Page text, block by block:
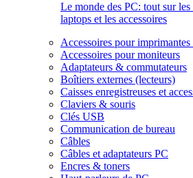
Le monde des PC: tout sur
laptops et les accessoires
Accessoires pour
Accessoires pour moniteurs
Adaptateurs & commutateurs
Boîtiers externes (lecteurs)
Caisses enregistreuses et
Claviers & souris
Clés USB
Communication de bureau
Câbles
Câbles et adaptateurs PC
Encres & toners